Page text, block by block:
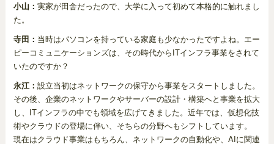
小山： 実家が田舎だったので、大学に入って初めて本格的に触れまし
た。
寺田： 当時はパソコンを持っている家庭も少なかったですよね。エー
ピーコミュニケーションズは、その時代からITインフラ事業をされて
いたのですか？
永江： 設立当初はネットワークの保守から事業をスタートしました。
その後、企業のネットワークやサーバーの設計・構築へと事業を拡大
し、ITインフラの中でも領域を広げてきました。近年では、仮想化技
術やクラウドの登場に伴い、そちらの分野へもシフトしています。
現在はクラウド事業はもちろん、ネットワークの自動化や、AIに関連